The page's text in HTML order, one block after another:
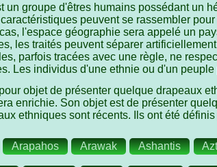
un groupe d'êtres humains possédant un
peuvent se rassembler
l'espace géographie sera appelé un
les traités peuvent séparer
parfois tracées avec une règle, ne
Les individus d'une ethnie ou d'un
objet de présenter quelque drapeaux
enrichie. Son objet est de présenter
ethniques sont récents. Ils ont été
Arapahos Arawak Ashantis